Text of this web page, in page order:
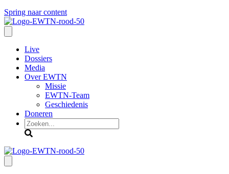
Spring naar content
Live
Dossiers
Media
Over EWTN
Missie
EWTN-Team
Geschiedenis
Doneren